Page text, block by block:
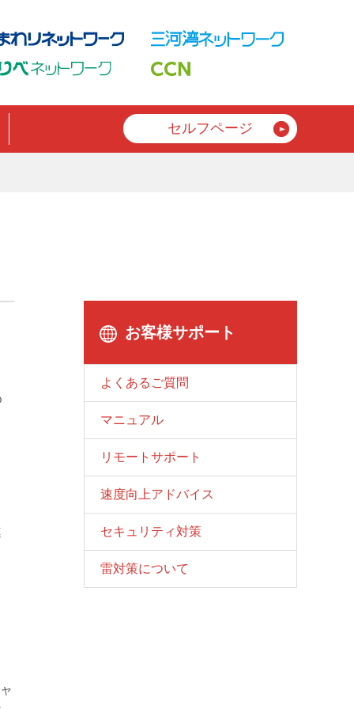
セルフページ
お客様サポート
よくあるご質問
マニュアル
リモートサポート
速度向上アドバイス
セキュリティ対策
雷対策について